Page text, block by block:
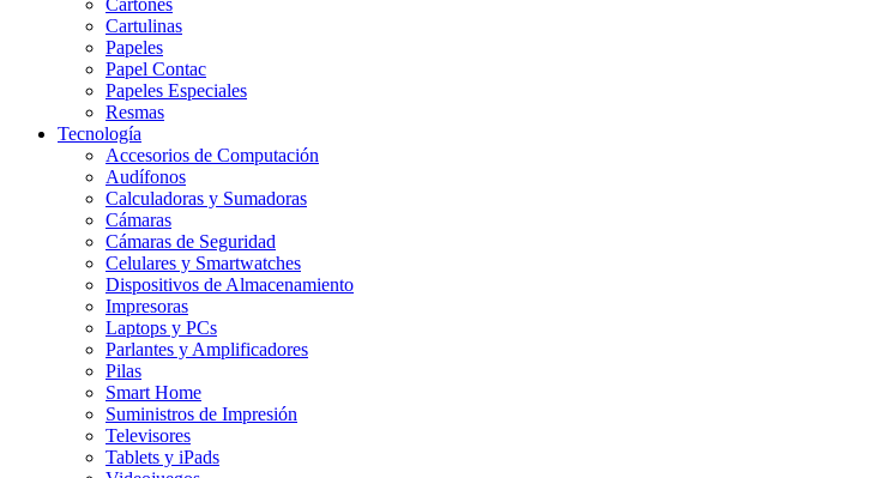
Cartulinas
Papeles
Papel Contac
Papeles Especiales
Resmas
Tecnología
Accesorios de Computación
Audífonos
Calculadoras y Sumadoras
Cámaras
Cámaras de Seguridad
Celulares y Smartwatches
Dispositivos de Almacenamiento
Impresoras
Laptops y PCs
Parlantes y Amplificadores
Pilas
Smart Home
Suministros de Impresión
Televisores
Tablets y iPads